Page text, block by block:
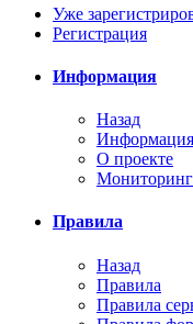
Уже
Регистрация
Информация
Назад
Информация
О проекте
Мониторинг
Правила
Назад
Правила
Правила